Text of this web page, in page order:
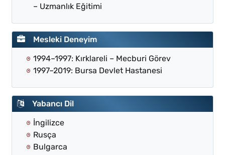
– Uzmanlık Eğitimi
Mesleki Deneyim
1994–1997: Kırklareli – Mecburi Görev
1997–2019: Bursa Devlet Hastanesi
Yabancı Dil
İngilizce
Rusça
Bulgarca